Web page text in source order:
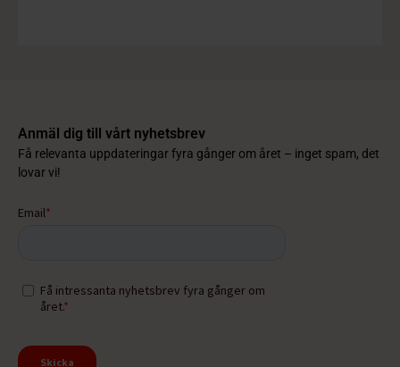
Anmäl dig till vårt nyhetsbrev
Få relevanta uppdateringar fyra gånger om året – inget spam, det
lovar vi!